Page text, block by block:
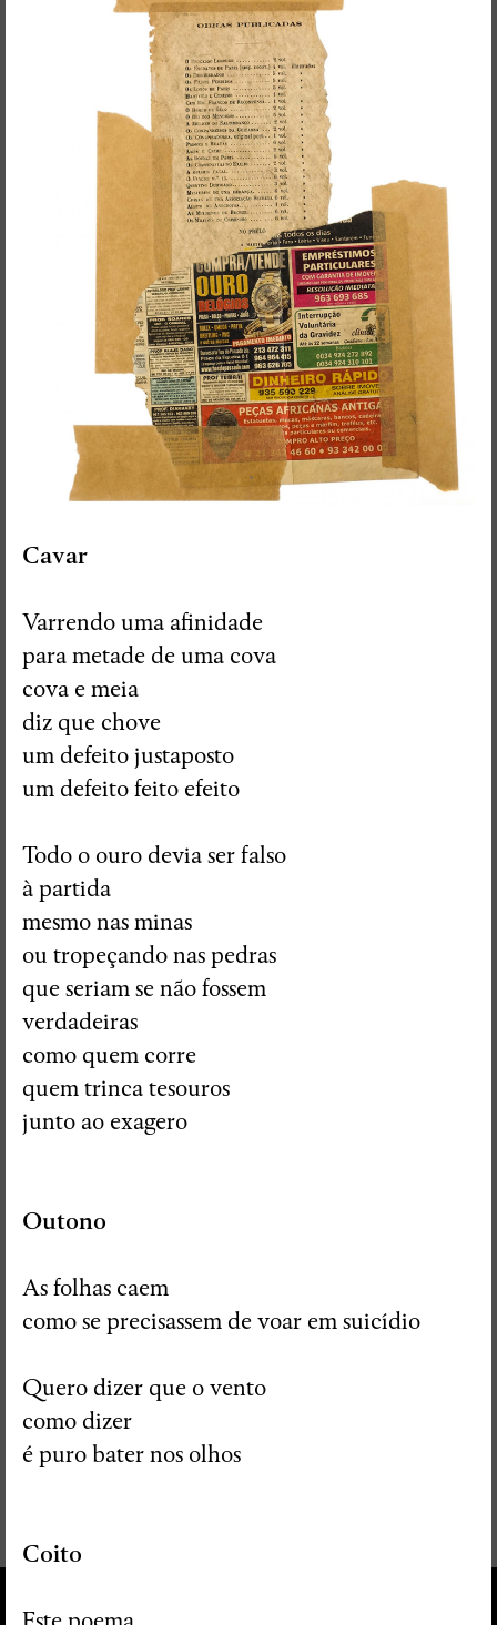
Cavar
Varrendo uma afinidade
para metade de uma cova
cova e meia
diz que chove
um defeito justaposto
um defeito feito efeito
Todo o ouro devia ser falso
à partida
mesmo nas minas
ou tropeçando nas pedras
que seriam se não fossem
verdadeiras
como quem corre
quem trinca tesouros
junto ao exagero
Outono
As folhas caem
como se precisassem de voar em suicídio
Quero dizer que o vento
como dizer
é puro bater nos olhos
Coito